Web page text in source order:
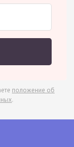
положение об
.